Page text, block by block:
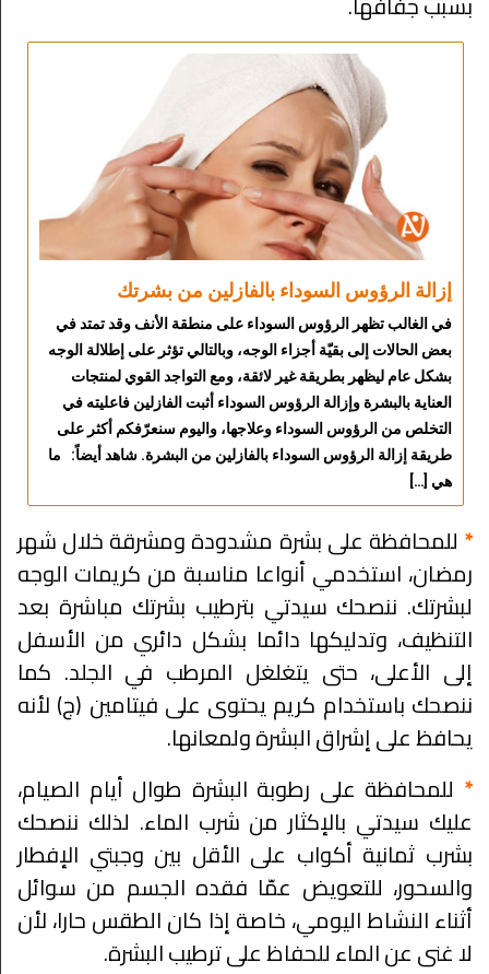
إزالة الرؤوس السوداء بالفازلين من بشرتك
في الغالب تظهر الرؤوس السوداء على منطقة الأنف وقد تمتد في
بعض الحالات إلى بقيّة أجزاء الوجه، وبالتالي تؤثر على إطلالة الوجه
بشكل عام ليظهر بطريقة غير لائقة، ومع التواجد القوي لمنتجات
العناية بالبشرة وإزالة الرؤوس السوداء أثبت الفازلين فاعليته في
التخلص من الرؤوس السوداء وعلاجها، واليوم سنعرّفكم أكثر على
طريقة إزالة الرؤوس السوداء بالفازلين من البشرة. شاهد أيضاً: ما
هي […]
* للمحافظة على بشرة مشدودة ومشرقة خلال شهر
رمضان، استخدمي أنواعا مناسبة من كريمات الوجه
لبشرتك. ننصحك سيدتي بترطيب بشرتك مباشرة بعد
التنظيف، وتدليكها دائما بشكل دائري من الأسفل
إلى الأعلى، حتى يتغلغل المرطب في الجلد. كما
ننصحك باستخدام كريم يحتوى على فيتامين (ج) لأنه
يحافظ على إشراق البشرة ولمعانها.
* للمحافظة على رطوبة البشرة طوال أيام الصيام،
عليك سيدتي بالإكثار من شرب الماء. لذلك ننصحك
بشرب ثمانية أكواب على الأقل بين وجبتي الإفطار
والسحور، للتعويض عمّا فقده الجسم من سوائل
أثناء النشاط اليومي، خاصة إذا كان الطقس حارا، لأن
لا غنى عن الماء للحفاظ على ترطيب البشرة.